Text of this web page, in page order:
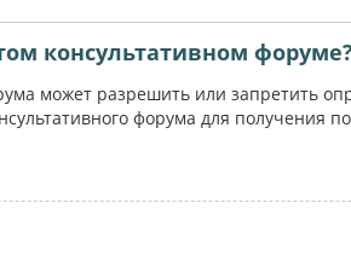
консультативном форуме?
может разрешить или запретить
форума для получения